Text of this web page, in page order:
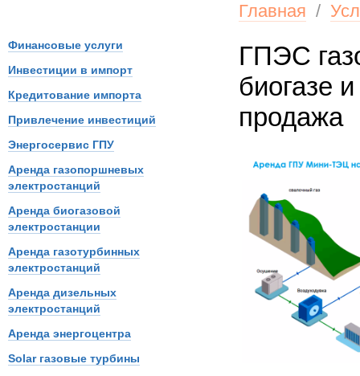
Финансовые услуги
Инвестиции в импорт
Кредитование импорта
Привлечение инвестиций
Энергосервис ГПУ
Аренда газопоршневых
электростанций
Аренда биогазовой
электростанции
Аренда газотурбинных
электростанций
Аренда дизельных
электростанций
Аренда энергоцентра
Solar газовые турбины
Главная /
ГПЭС
биогазе
продажа